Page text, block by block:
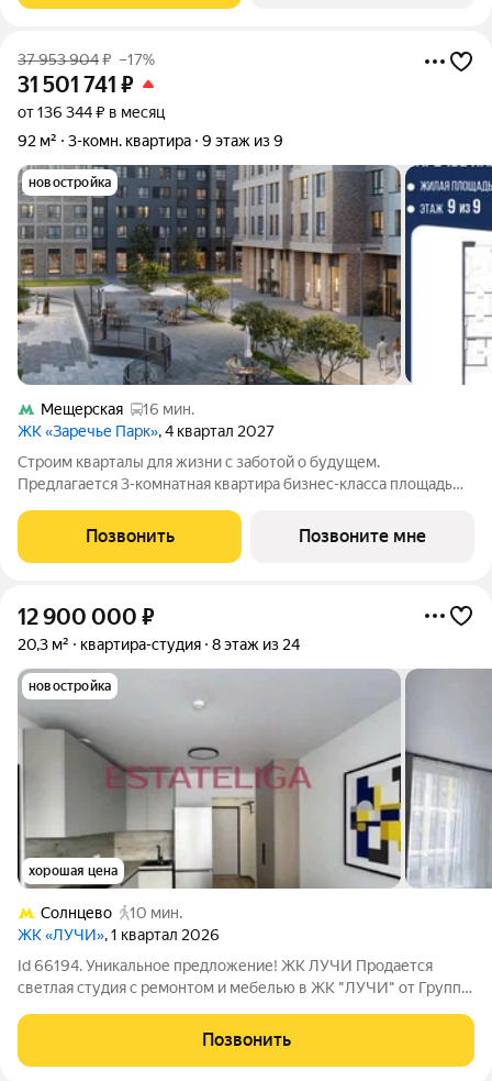
37 953 904₽ –17%
31 501 741 ₽
от 136 344 ₽ в месяц
92 м²
3-комн. квартира 9 этаж из 9
новостройка
Мещерская
16 мин.
ЖК «Заречье Парк», 4 квартал 2027
Строим кварталы для жизни с заботой о будущем.
Предлагается 3-комнатная квартира бизнес-класса площадью
комплексе "Заречье Парк".Квартира сдается с отделкой из
качественных материалов: так,
Позвонить Позвоните мне
12 900 000 ₽
20,3 м² квартира-студия 8 этаж из 24
новостройка
хорошая цена
Солнцево
10 мин.
ЖК «ЛУЧИ», 1 квартал 2026
Id 66194. Уникальное предложение! ЖК ЛУЧИ Продается
светлая студия с ремонтом и мебелью в ЖК "ЛУЧИ" от Группа
самых зелёных и благоприятных для жизни районов столицы
Солнцево. В 300 метрах от ЖК
Позвонить